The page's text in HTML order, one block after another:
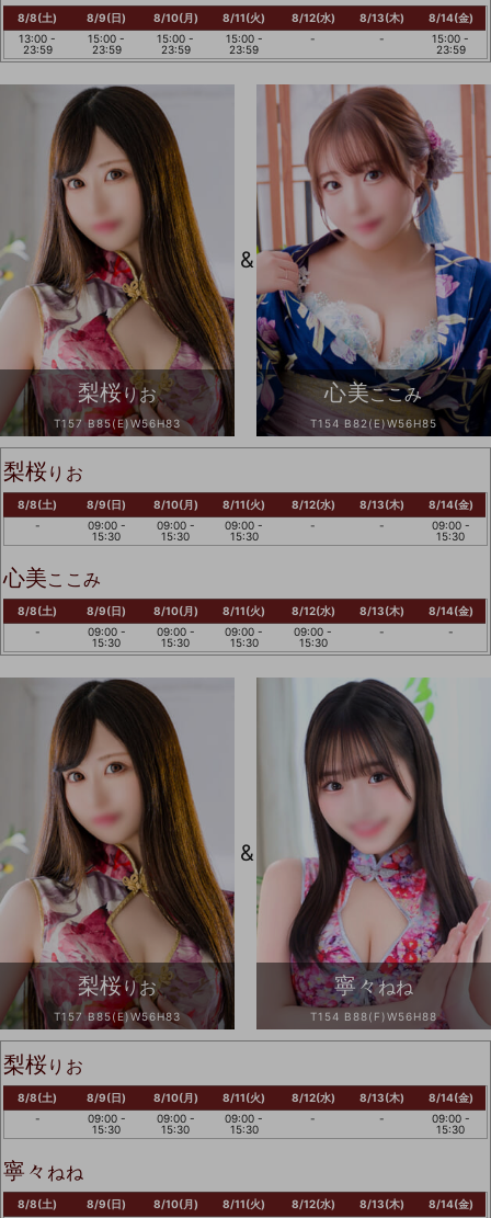
8/8(土)
13:00 -
23:59
8/9(日)
15:00 -
23:59
8/10(月)
15:00 -
23:59
8/11(火)
15:00 -
23:59
8/12(水)
-
8/13(木)
-
8/14(金)
15:00 -
23:59
梨桜りお
T157 B85(E)W56H83
&
心美ここみ
T154 B82(E)W56H85
梨桜りお
8/8(土)
-
8/9(日)
09:00 -
15:30
8/10(月)
09:00 -
15:30
8/11(火)
09:00 -
15:30
8/12(水)
-
8/13(木)
-
8/14(金)
09:00 -
15:30
心美ここみ
8/8(土)
-
8/9(日)
09:00 -
15:30
8/10(月)
09:00 -
15:30
8/11(火)
09:00 -
15:30
8/12(水)
09:00 -
15:30
8/13(木)
-
8/14(金)
-
梨桜りお
T157 B85(E)W56H83
&
寧々ねね
T154 B88(F)W56H88
梨桜りお
8/8(土)
-
8/9(日)
09:00 -
15:30
8/10(月)
09:00 -
15:30
8/11(火)
09:00 -
15:30
8/12(水)
-
8/13(木)
-
8/14(金)
09:00 -
15:30
寧々 ねね
8/8(土)
8/9(日)
8/10(月)
8/11(火)
8/12(水)
8/13(木)
8/14(金)